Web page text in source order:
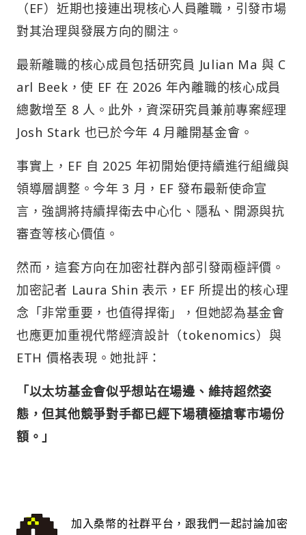
（EF）近期也接連出現核心人員離職，引發市場
對其治理與發展方向的關注。
最新離職的核心成員包括研究員 Julian Ma 與 C
arl Beek，使 EF 在 2026 年內離職的核心成員
總數增至 8 人。此外，資深研究員兼前專案經理
Josh Stark 也已於今年 4 月離開基金會。
事實上，EF 自 2025 年初開始便持續進行組織與
領導層調整。今年 3 月，EF 發布最新使命宣
言，強調將持續捍衛去中心化、隱私、開源與抗
審查等核心價值。
然而，這套方向在加密社群內部引發兩極評價。
加密記者 Laura Shin 表示，EF 所提出的核心理
念「非常重要，也值得捍衛」，但她認為基金會
也應更加重視代幣經濟設計（tokenomics）與
ETH 價格表現。她批評：
「以太坊基金會似乎想站在場邊、維持超然姿
態，但其他競爭對手都已經下場積極搶奪市場份
額。」
加入桑幣的社群平台，跟我們一起討論加密